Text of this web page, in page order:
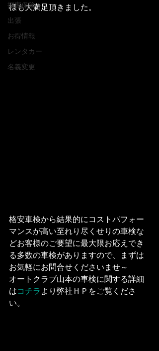
損害保険
出張
お得情報
レンタカー
名義変更
様も大満足頂きました。
格安車検から結果的にコストパフォー
マンスが高い至れり尽くせりの車検な
どお客様のご要望に最大限お応えでき
る多数の車検がありますので、まずは
お気軽にお問合せくださいませ～
オートクラブ山本の車検に関する詳細
はコチラ より弊社ＨＰをご覧くださ
い。